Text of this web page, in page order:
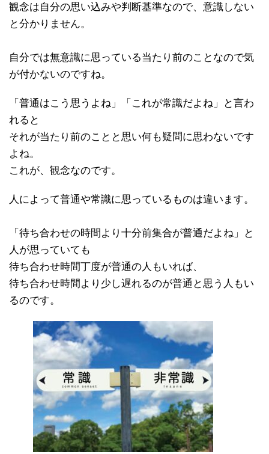
観念は自分の思い込みや判断基準なので、意識しない
と分かりません。
自分では無意識に思っている当たり前のことなので気
が付かないのですね。
「普通はこう思うよね」「これが常識だよね」と言わ
れると
それが当たり前のことと思い何も疑問に思わないです
よね。
これが、観念なのです。
人によって普通や常識に思っているものは違います。
「待ち合わせの時間より十分前集合が普通だよね」と
人が思っていても
待ち合わせ時間丁度が普通の人もいれば、
待ち合わせ時間より少し遅れるのが普通と思う人もい
るのです。